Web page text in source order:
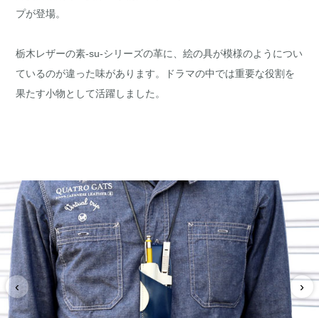
プが登場。
栃木レザーの素-su-シリーズの革に、絵の具が模様のようについ
ているのが違った味があります。ドラマの中では重要な役割を
果たす小物として活躍しました。
‹ ›